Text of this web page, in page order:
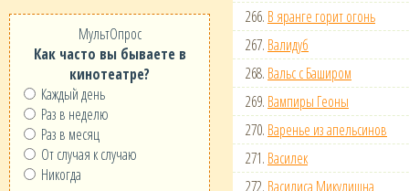
МультОпрос
Как часто вы бываете в
кинотеатре?
Каждый день
Раз в неделю
Раз в месяц
От случая к случаю
Никогда
266. В яранге горит огонь
267. Валидуб
268. Вальс с Баширом
269. Вампиры Геоны
270. Варенье из апельсинов
271. Василек
272. Василиса Микулишна